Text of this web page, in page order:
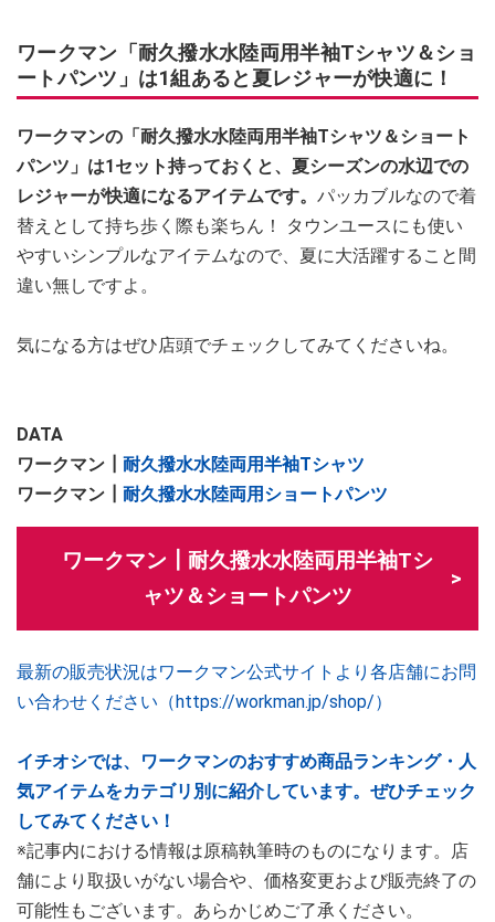
ワークマン「耐久撥水水陸両用半袖Tシャツ＆ショ
ートパンツ」は1組あると夏レジャーが快適に！
ワークマンの「耐久撥水水陸両用半袖Tシャツ＆ショート
パンツ」は1セット持っておくと、夏シーズンの水辺での
レジャーが快適になるアイテムです。 パッカブルなので着
替えとして持ち歩く際も楽ちん！ タウンユースにも使い
やすいシンプルなアイテムなので、夏に大活躍すること間
違い無しですよ。
気になる方はぜひ店頭でチェックしてみてくださいね。
DATA
ワークマン┃ 耐久撥水水陸両用半袖Tシャツ
ワークマン┃ 耐久撥水水陸両用ショートパンツ
ワークマン┃耐久撥水水陸両用半袖Tシ
ャツ＆ショートパンツ
最新の販売状況はワークマン公式サイトより各店舗にお問
い合わせください（https://workman.jp/shop/）
イチオシでは、ワークマンのおすすめ商品ランキング・人
気アイテムをカテゴリ別に紹介しています。ぜひチェック
してみてください！
※記事内における情報は原稿執筆時のものになります。店
舗により取扱いがない場合や、価格変更および販売終了の
可能性もございます。あらかじめご了承ください。